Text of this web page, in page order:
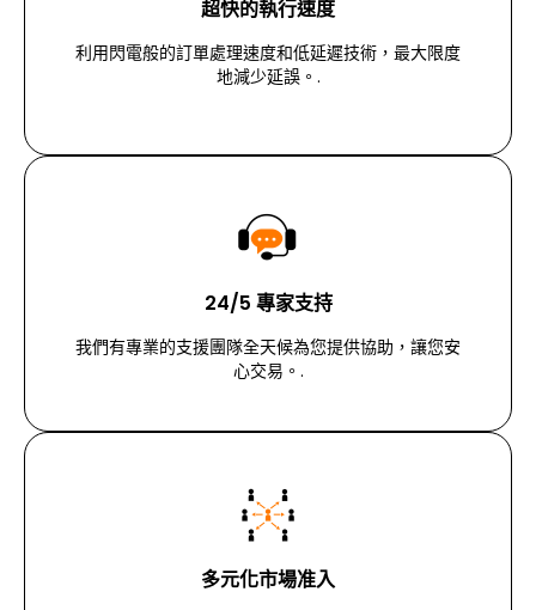
超快的執行速度
利用閃電般的訂單處理速度和低延遲技術，最大限度
地減少延誤。.
24/5 專家支持
我們有專業的支援團隊全天候為您提供協助，讓您安
心交易。.
多元化市場准入